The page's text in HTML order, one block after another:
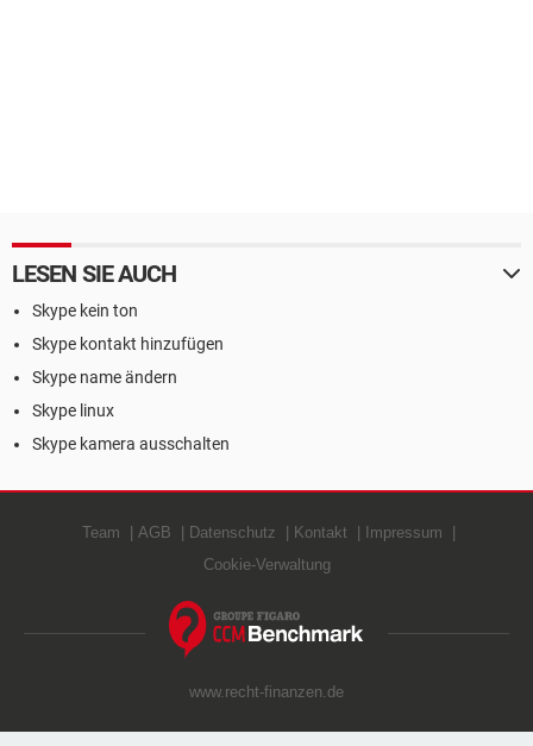
LESEN SIE AUCH
Skype kein ton
Skype kontakt hinzufügen
Skype name ändern
Skype linux
Skype kamera ausschalten
Team AGB Datenschutz Kontakt
Impressum
Cookie-Verwaltung
www.recht-finanzen.de